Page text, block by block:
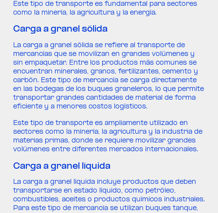
Este tipo de transporte es fundamental para sectores
como la minería, la agricultura y la energía.
Carga a granel sólida
La carga a granel sólida se refiere al transporte de
mercancías que se movilizan en grandes volúmenes y
sin empaquetar. Entre los productos más comunes se
encuentran minerales, granos, fertilizantes, cemento y
carbón. Este tipo de mercancía se carga directamente
en las bodegas de los buques graneleros, lo que permite
transportar grandes cantidades de material de forma
eficiente y a menores costos logísticos.
Este tipo de transporte es ampliamente utilizado en
sectores como la minería, la agricultura y la industria de
materias primas, donde se requiere movilizar grandes
volúmenes entre diferentes mercados internacionales.
Carga a granel líquida
La carga a granel líquida incluye productos que deben
transportarse en estado líquido, como petróleo,
combustibles, aceites o productos químicos industriales.
Para este tipo de mercancía se utilizan buques tanque,